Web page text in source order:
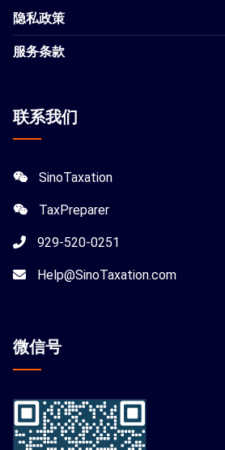
隐私政策
服务条款
联系我们
SinoTaxation
TaxPreparer
929-520-0251
Help@SinoTaxation.com
微信号